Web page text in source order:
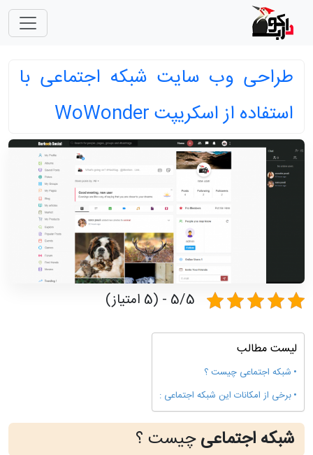
طراحی وب سایت شبکه اجتماعی با
استفاده از اسکریپت WoWonder
5/5 - (5 امتیاز)
لیست مطالب
شبکه اجتماعی چیست ؟
برخی از امکانات این شبکه اجتماعی :
شبکه اجتماعیچیست ؟